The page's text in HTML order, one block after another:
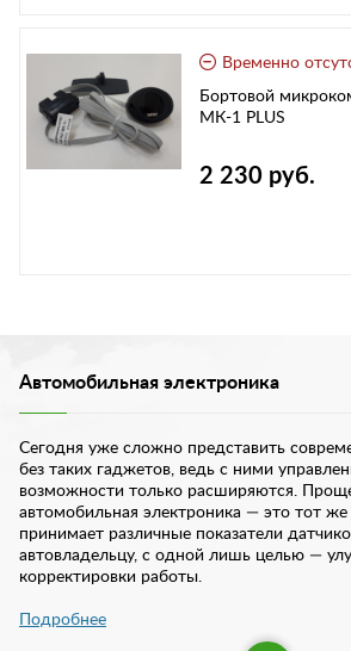
Временно
Бортовой
МК-1 PLUS
2 230 руб.
Автомобильная электроника
Сегодня уже сложно представить
без таких гаджетов, ведь с ними
возможности только расширяются.
автомобильная электроника — это тот
принимает различные показатели
автовладельцу, с одной лишь целью —
корректировки работы.
Видеорегистраторы, антирадары,
Подробнее